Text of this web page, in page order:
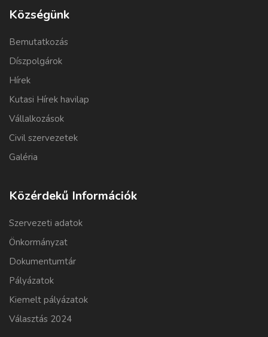
Községünk
Bemutatkozás
Díszpolgárok
Hírek
Kutasi Hírek havilap
Vállalkozások
Civil szervezetek
Galéria
Közérdekű Információk
Szervezeti adatok
Önkormányzat
Dokumentumtár
Pályázatok
Kiemelt pályázatok
Választás 2024